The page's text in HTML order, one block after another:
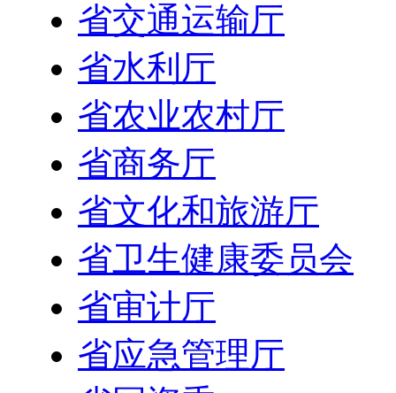
省交通运输厅
省水利厅
省农业农村厅
省商务厅
省文化和旅游厅
省卫生健康委员会
省审计厅
省应急管理厅